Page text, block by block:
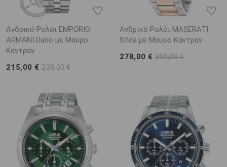
Ανδρικό Ρολόι EMPORIO
ARΜΑΝΙ Dario με Μαύρο
Καντράν
215,00 €239,00 €
Ανδρικό Ρολόι MASERATI
Sfida με Μαύρο Καντράν
278,00 €309,00 €